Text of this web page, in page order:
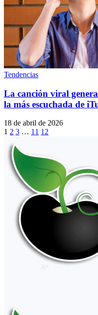
Tendencias
La canción viral
la más escuchada de
18 de abril de 2026
1 2 3 … 11 12